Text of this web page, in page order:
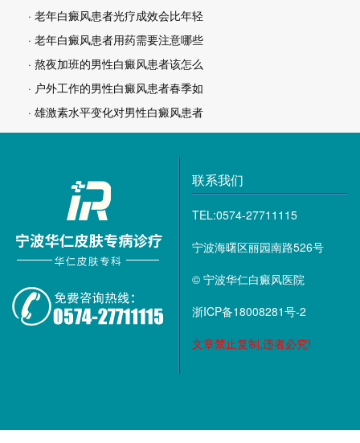
· 老年白癜风患者光疗成效会比年轻
· 老年白癜风患者用药需要注意哪些
· 熬夜加班的男性白癜风患者该怎么
· 户外工作的男性白癜风患者春季如
· 雄激素水平变化对男性白癜风患者
联系我们
TEL:0574-27711115
宁波海曙区丽园南路526号
© 宁波华仁白癜风医院
浙ICP备18008281号-2
文章禁止复制,违者必究!